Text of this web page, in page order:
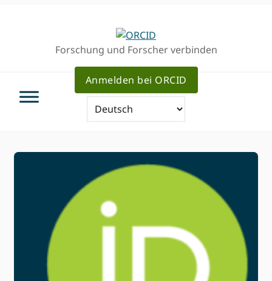
Forschung und Forscher verbinden
Anmelden bei ORCID